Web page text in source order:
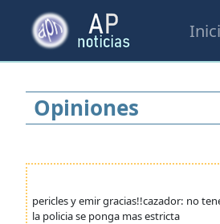
Opiniones
pericles y emir gracias!!cazador: no
la policia se ponga mas estricta